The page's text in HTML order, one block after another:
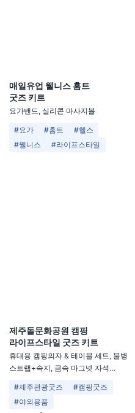
매일유업 웰니스 홈트
굿즈 키트
요가밴드, 실리콘 마사지볼
#요가 #홈트
#헬스
#웰니스
#라이프스타일
제주돌문화공원 캠핑
라이프스타일 굿즈 키트
휴대용 캠핑의자 & 테이블 세트, 물병
스트랩+속지, 금속 마그넷 자석
피규어 키링+헤더지
#제주관광굿즈
#캠핑굿즈
#야외용품